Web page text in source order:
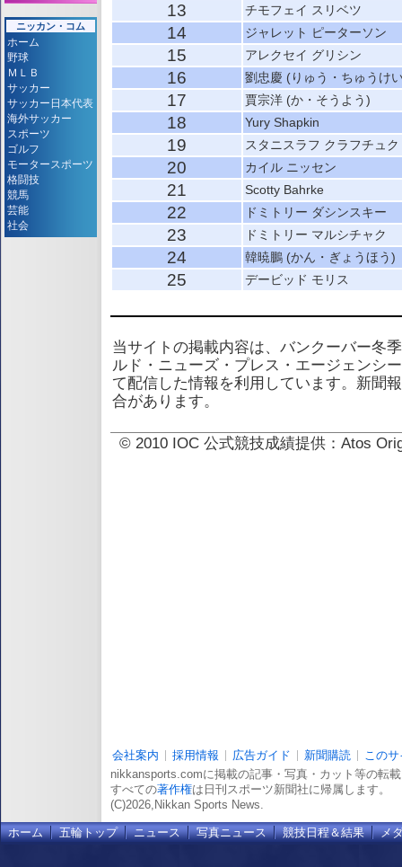
13 チモフェイ スリベツ
14 ジャレット ピーターソン
15 アレクセイ グリシン
16 劉忠慶 (りゅう・ちゅうけ
17 賈宗洋 (か・そうよう)
18 Yury Shapkin
19 スタニスラフ クラフチュク
20 カイル ニッセン
21 Scotty Bahrke
22 ドミトリー ダシンスキー
23 ドミトリー マルシチャク
24 韓暁鵬 (かん・ぎょうほう)
25 デービッド モリス
当サイトの掲載内容は、バンクーバー冬
ルド・ニューズ・プレス・エージェンシ
て配信した情報を利用しています。新聞
合があります。
© 2010 IOC 公式競技成績提供：Atos
ニッカン・コム
ホーム
野球
ＭＬＢ
サッカー
サッカー日本代表
海外サッカー
スポーツ
ゴルフ
モータースポーツ
格闘技
競馬
芸能
社会
会社案内 採用情報 広告ガイド 新聞購読
この
nikkansports.comに掲載の記事・写真・カット等の転
すべての著作権は日刊スポーツ新聞社に帰属します。
(C)2026,Nikkan Sports News.
ホーム 五輪トップ ニュース 写真ニュース 競技日程＆結果 メ